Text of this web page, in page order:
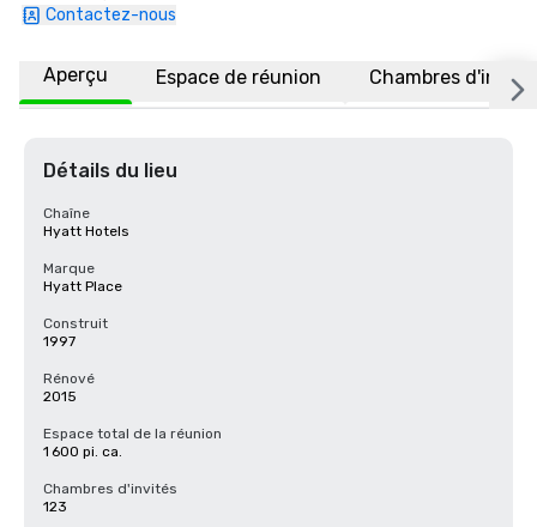
Contactez-nous
Aperçu Espace de réunion Chambres
Détails du lieu
Chaîne
Hyatt Hotels
Marque
Hyatt Place
Construit
1997
Rénové
2015
Espace total de la réunion
1 600 pi. ca.
Chambres d'invités
123